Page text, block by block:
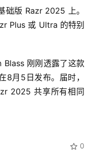
础版 Razr 2025 上。
Plus 或 Ultra 的特别
Blass 刚刚透露了这款
月5日发布。届时，
2025 共享所有相同
0